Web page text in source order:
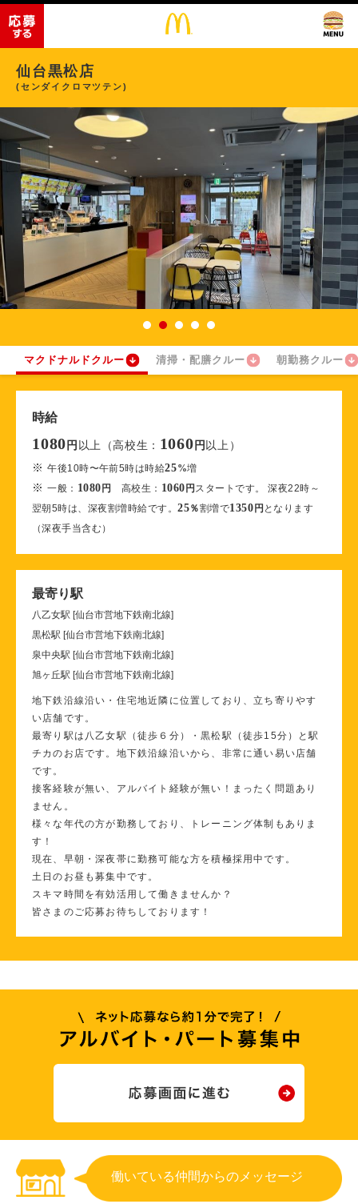
仙台黒松店
(センダイクロマツテン)
マクドナルドクルー 清掃・配膳クルー 朝勤務クルー
時給
1080 円 以上（高校生： 1060 円 以上）
※午後10時〜午前5時は時給25%増
※一般： 1080円 高校生： 1060円 スタートです。 深夜22時～
翌朝5時は、深夜割増時給です。25％割増で1350円 となります
（深夜手当含む）
最寄り駅
八乙女駅 [仙台市営地下鉄南北線]
黒松駅 [仙台市営地下鉄南北線]
泉中央駅 [仙台市営地下鉄南北線]
旭ヶ丘駅 [仙台市営地下鉄南北線]
地下鉄沿線沿い・住宅地近隣に位置しており、立ち寄りやす
い店舗です。
最寄り駅は八乙女駅（徒歩６分）・黒松駅（徒歩15分）と駅
チカのお店です。地下鉄沿線沿いから、非常に通い易い店舗
です。
接客経験が無い、アルバイト経験が無い！まったく問題あり
ません。
様々な年代の方が勤務しており、トレーニング体制もありま
す！
現在、早朝・深夜帯に勤務可能な方を積極採用中です。
土日のお昼も募集中です。
スキマ時間を有効活用して働きませんか？
皆さまのご応募お待ちしております！
働いている仲間からのメッセージ